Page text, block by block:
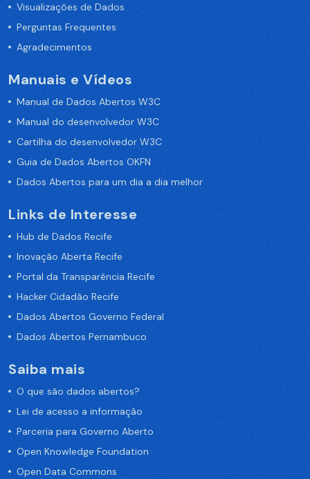
Visualizações de Dados
Perguntas Frequentes
Agradecimentos
Manuais e Vídeos
Manual de Dados Abertos W3C
Manual do desenvolvedor W3C
Cartilha do desenvolvedor W3C
Guia de Dados Abertos OKFN
Dados Abertos para um dia a dia melhor
Links de Interesse
Hub de Dados Recife
Inovação Aberta Recife
Portal da Transparência Recife
Hacker Cidadão Recife
Dados Abertos Governo Federal
Dados Abertos Pernambuco
Saiba mais
O que são dados abertos?
Lei de acesso a informação
Parceria para Governo Aberto
Open Knowledge Foundation
Open Data Commons